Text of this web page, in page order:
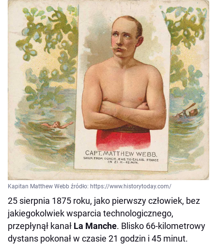
Kapitan Matthew Webb źródło: https://www.historytoday.com/
25 sierpnia 1875 roku, jako pierwszy człowiek, bez
jakiegokolwiek wsparcia technologicznego,
przepłynął kanał La Manche. Blisko 66-kilometrowy
dystans pokonał w czasie 21 godzin i 45 minut.